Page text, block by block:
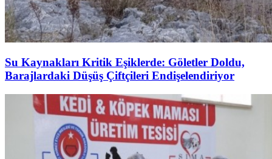
Su Kaynakları Kritik Eşiklerde: Göletler Doldu,
Barajlardaki Düşüş Çiftçileri Endişelendiriyor